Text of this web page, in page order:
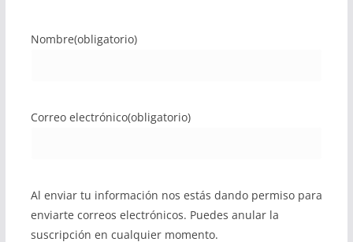
Nombre(obligatorio)
Correo electrónico(obligatorio)
Al enviar tu información nos estás dando permiso para
enviarte correos electrónicos. Puedes anular la
suscripción en cualquier momento.